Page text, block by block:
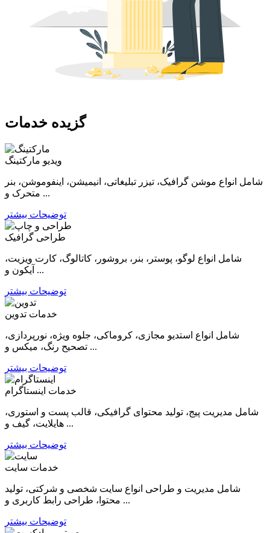
گزیده خدمات
ویدیو مارکتینگ
شامل انواع موشن گرافیک، تیزر تبلیغاتی، انیمیشن، اینفوموشن، بنر
متحرک و ...
توضیحات بیشتر
طراحی گرافیک
شامل انواع لوگو، پوستر، بنر، بروشور، کاتالوگ، کارت ویزیت،
آیکون و ...
توضیحات بیشتر
خدمات تدوین
شامل انواع استدیو مجازی، کروماکی، جلوه ویژه، نورپردازی،
تصحیح رنگ، میکس و ...
توضیحات بیشتر
خدمات اینستاگرام
شامل مدیریت پیج، تولید محتوای گرافیکی، قالب پست و استوری،
هایلایت، گیف و ...
توضیحات بیشتر
خدمات سایت
شامل مدیریت و طراحی انواع سایت شخصی و شرکتی، تولید
محتوا، طراحی رابط کاربری و ...
توضیحات بیشتر